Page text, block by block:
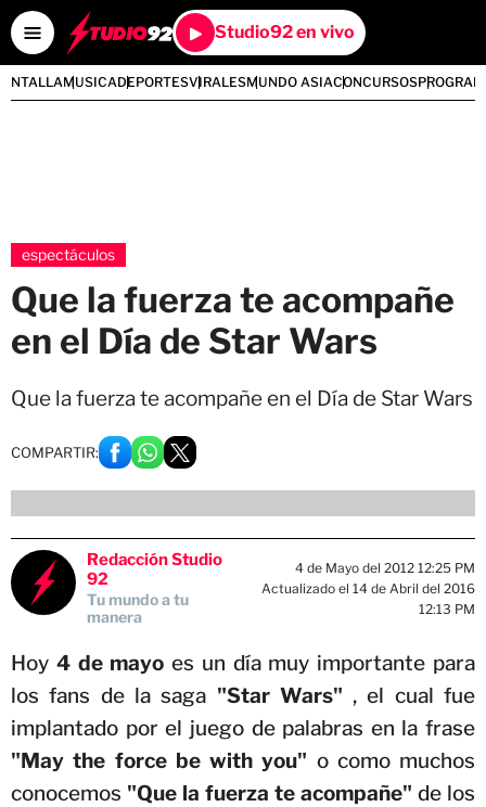
Studio92 en vivo
MUSICADEPORTESVIRALESMUNDO ASIACONCURSOS
espectáculos
Que la fuerza te acompañe
en el Día de Star Wars
Que la fuerza te acompañe en el Día de Star Wars
COMPARTIR:
Redacción Studio
92
Tu mundo a tu
manera
4 de Mayo del 2012 12:25 PM
Actualizado el 14 de Abril del 2016
12:13 PM
Hoy 4 de mayo es un día muy importante para
los fans de la saga "Star Wars" , el cual fue
implantado por el juego de palabras en la frase
"May the force be with you" o como muchos
conocemos "Que la fuerza te acompañe" de los